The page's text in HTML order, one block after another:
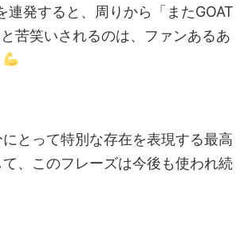
連発すると、周りから「またGOAT
苦笑いされるのは、ファンあるあ
とって特別な存在を表現する最高
、このフレーズは今後も使われ続